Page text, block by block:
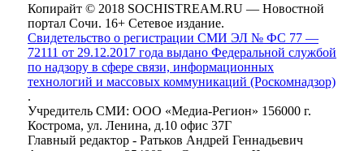
Копирайт © 2018 SOCHISTREAM.RU — Новостной
портал Сочи. 16+ Сетевое издание.
Свидетельство о регистрации СМИ ЭЛ № ФС 77 —
72111 от 29.12.2017 года выдано Федеральной службой
по надзору в сфере связи, информационных
технологий и массовых коммуникаций (Роскомнадзор)
.
Учредитель СМИ: ООО «Медиа-Регион» 156000 г.
Кострома, ул. Ленина, д.10 офис 37Г
Главный редактор - Ратьков Андрей Геннадьевич